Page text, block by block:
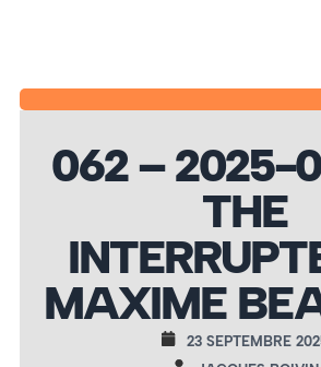
062 – 2025-
THE
MAXIME
23 SEPTEMBRE